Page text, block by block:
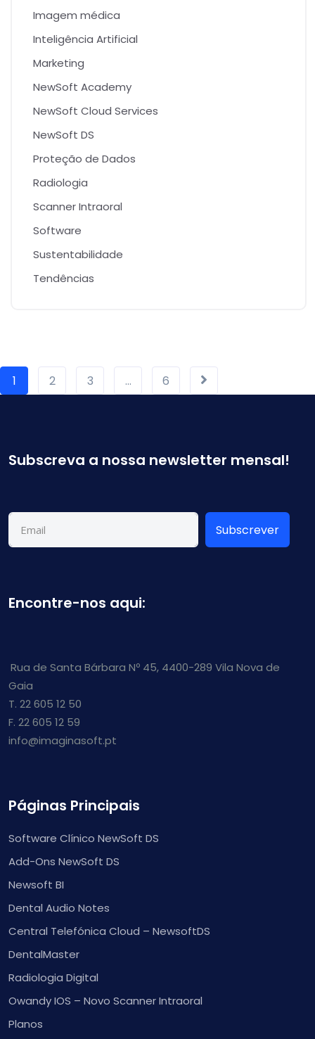
Imagem médica
Inteligência Artificial
Marketing
NewSoft Academy
NewSoft Cloud Services
NewSoft DS
Proteção de Dados
Radiologia
Scanner Intraoral
Software
Sustentabilidade
Tendências
1 2 3 … 6
Subscreva a nossa newsletter mensal!
Subscrever
Encontre-nos aqui:
Rua de Santa Bárbara Nº 45, 4400-289 Vila Nova de
Gaia
T. 22 605 12 50
F. 22 605 12 59
info@imaginasoft.pt
Páginas Principais
Software Clínico NewSoft DS
Add-Ons NewSoft DS
Newsoft BI
Dental Audio Notes
Central Telefónica Cloud – NewsoftDS
DentalMaster
Radiologia Digital
Owandy IOS – Novo Scanner Intraoral
Planos